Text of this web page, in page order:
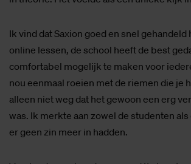
Ik vind dat Saxion goed en snel
online lessen, de school heeft de best
comfortabel mogelijk te maken voor
nou eenmaal roeien met de riemen die je
alleen niet weg dat het gewoon een erg
was. Ik merkte aan zowel de studenten
er geen zin meer in hadden.